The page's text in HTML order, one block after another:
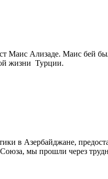
Маис Ализаде. Маис бей
жизни Турции.
в Азербайджане,
мы прошли через